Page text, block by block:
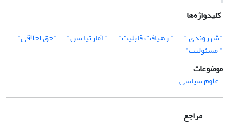
کلیدواژه‌ها
"شهروندی "
" رهیافت قابلیت" " آمارتیا سن"
"حق اخلاقی"
" مسئولیت"
موضوعات
علوم سیاسی
مراجع